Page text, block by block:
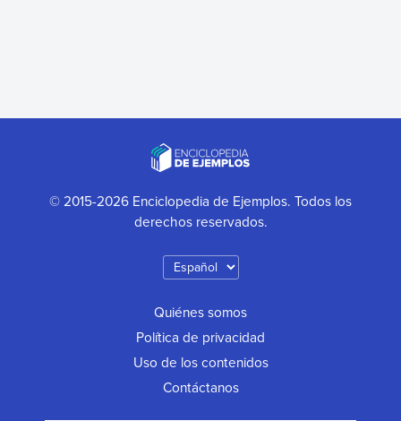
© 2015-2026 Enciclopedia de Ejemplos. Todos los
derechos reservados.
Quiénes somos
Política de privacidad
Uso de los contenidos
Contáctanos